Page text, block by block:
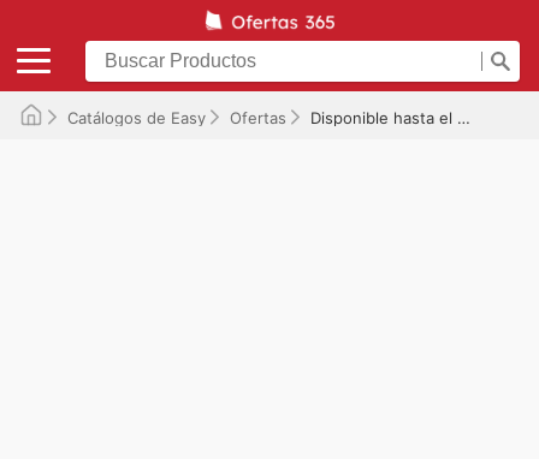
Catálogos de Easy Ofertas Disponible hasta el 26/04/2026